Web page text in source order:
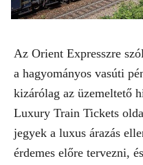
Az Orient Expresszre
a hagyományos vasúti
kizárólag az üzemeltető
Luxury Train Tickets
jegyek a luxus árazás
érdemes előre tervezni,